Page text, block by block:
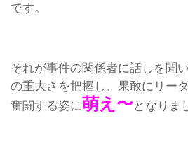
です。
それが事件の関係者に話しを聞
の重大さを把握し、果敢にリー
奮闘する姿に萌え〜となりま